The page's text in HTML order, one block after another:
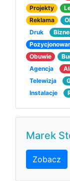
Projekty
Reklama
Druk
Obuwie
Agencja
Telewizja
Instalacje
Marek
Zobacz